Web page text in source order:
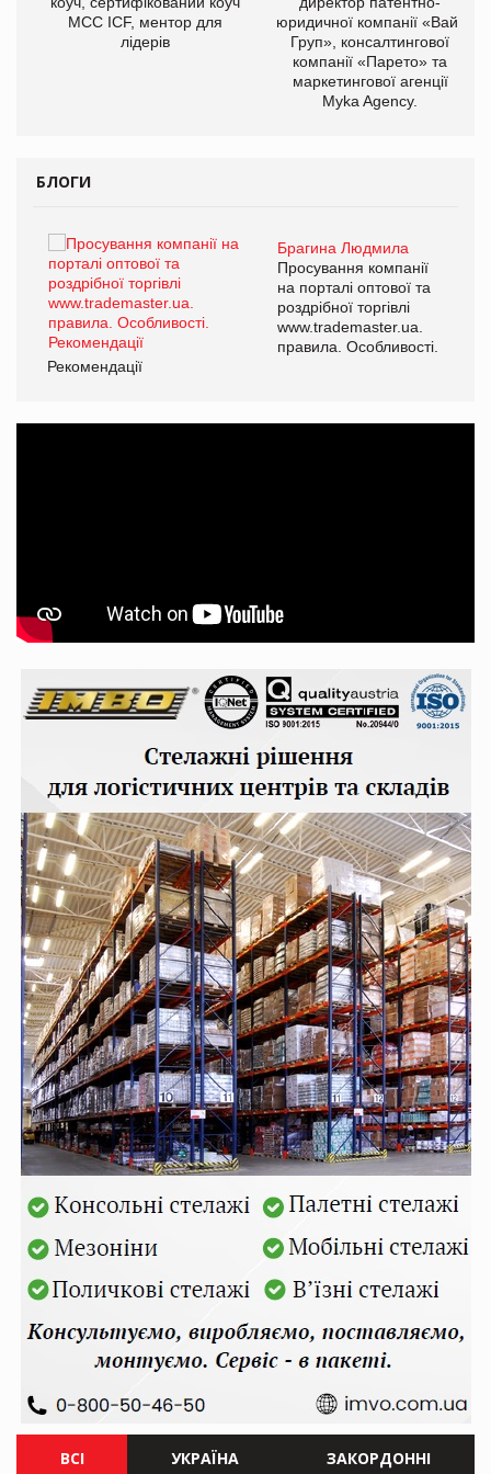
МСС ICF, ментор для
лідерів
юридичної компанії «Вайз
Груп», консалтингової
компанії «Парето» та
маркетингової агенції
Myka Agency.
БЛОГИ
Брагина Людмила
Просування компанії
на порталі оптової та
роздрібної торгівлі
www.trademaster.ua.
правила. Особливості.
Рекомендації
ВСІ УКРАЇНА ЗАКОРДОННІ